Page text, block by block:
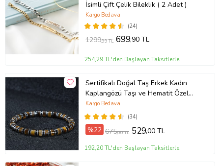
İsimli Çift Çelik Bileklik ( 2 Adet )
(24)
Kargo Bedava
1299,99 TL 699,90 TL
254,29 TL'den Başlayan Taksitlerle
Sertifikalı Doğal Taş Erkek Kadın
Kaplangözü Taşı ve Hematit Özel
Tasarım Hediye 6mm Bileklik
(34)
Kargo Bedava
%22 675,00 TL 529,00 TL
192,20 TL'den Başlayan Taksitlerle